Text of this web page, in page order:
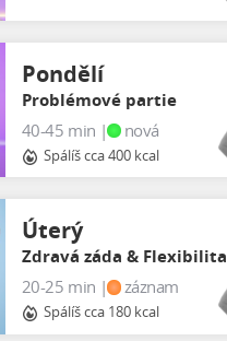
Pondělí
Problémové partie
40-45 min | nová
Spálíš cca 400 kcal
Úterý
Zdravá záda & Flexibilita
20-25 min | záznam
Spálíš cca 180 kcal